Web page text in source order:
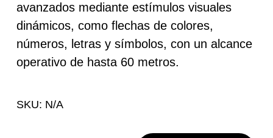
avanzados mediante estímulos visuales
dinámicos, como flechas de colores,
números, letras y símbolos, con un alcance
operativo de hasta 60 metros.
SKU: N/A